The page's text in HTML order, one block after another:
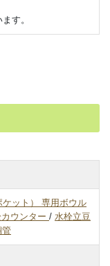
す。
ケット） 専用ボウル
ウンター / 水栓立豆
管